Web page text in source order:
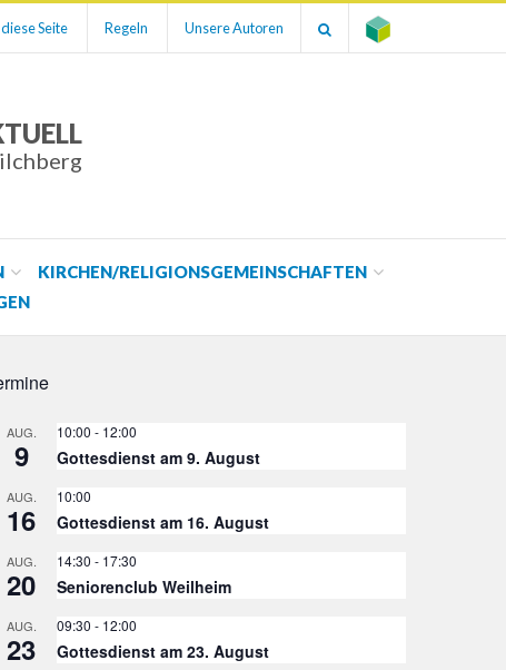
Seite Regeln Unsere Autoren
KIRCHEN/RELIGIONSGEMEINSCHAFTEN
AUG.
9
10:00 - 12:00
Gottesdienst am 9. August
AUG.
16
10:00
Gottesdienst am 16. August
AUG.
20
14:30 - 17:30
Seniorenclub Weilheim
AUG.
23
09:30 - 12:00
Gottesdienst am 23. August